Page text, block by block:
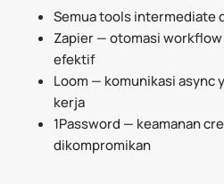
Semua tools intermediate
Zapier — otomasi
efektif
Loom — komunikasi async
kerja
1Password — keamanan
dikompromikan